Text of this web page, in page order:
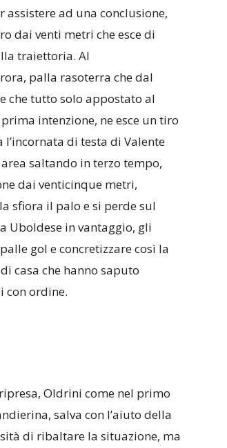
ad una conclusione,
dai venti metri che esce di
traiettoria. Al
palla rasoterra che dal
che tutto solo appostato al
intenzione, ne esce un tiro
di testa di Valente
saltando in terzo tempo,
dai venticinque metri,
sfiora il palo e si perde sul
Uboldese in vantaggio, gli
gol e concretizzare così la
casa che hanno saputo
con ordine.
Oldrini come nel primo
salva con l’aiuto della
di ribaltare la situazione, ma